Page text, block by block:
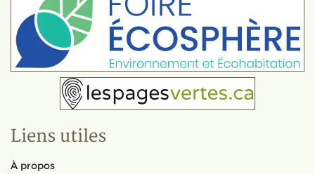
Liens utiles
À propos